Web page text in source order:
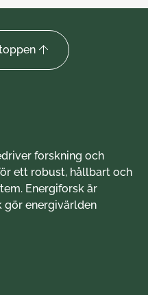
forskning och
ett robust, hållbart och
Energiforsk är
gör energivärlden